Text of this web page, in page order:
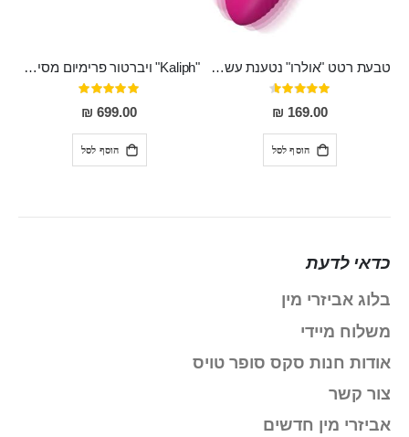
טבעת רטט "אולרו" נטענת עשויה סיליקון רפואי עם רטט חזק ומטריף חושים
דירוג:
91%
169.00 ₪
הוסף לסל
"Kaliph" ויברטור פרימיום מסיליקון רפואי , נטען, שקט במיוחד, מסתובב ומתפתל, שמנמן עם חדירה 14 סמ
דירוג:
100%
699.00 ₪
הוסף לסל
כדאי לדעת
בלוג אביזרי מין
משלוח מיידי
אודות חנות סקס סופר טויס
צור קשר
אביזרי מין חדשים